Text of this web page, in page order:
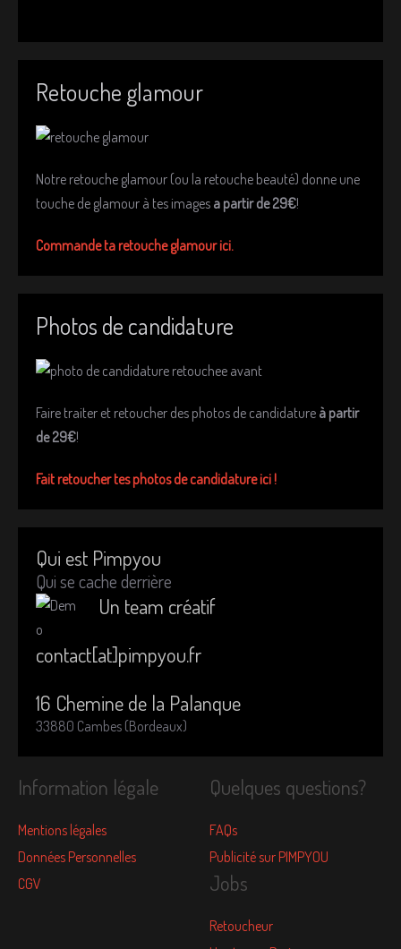
Retouche glamour
Notre retouche glamour (ou la retouche beauté) donne une
touche de glamour à tes images a partir de 29€!
Commande ta retouche glamour ici.
Photos de candidature
Faire traiter et retoucher des photos de candidature à partir
de 29€!
Fait retoucher tes photos de candidature ici !
Qui est Pimpyou
Qui se cache derrière
Un team créatif
contact[at]pimpyou.fr
16 Chemine de la Palanque
33880 Cambes (Bordeaux)
Information légale
Mentions légales
Données Personnelles
CGV
Quelques questions?
FAQs
Publicité sur PIMPYOU
Jobs
Retoucheur